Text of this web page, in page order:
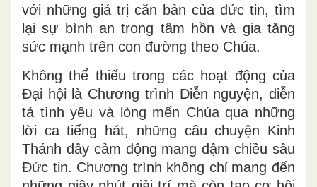
với những giá trị căn bản của đức tin, tìm
lại sự bình an trong tâm hồn và gia tăng
sức mạnh trên con đường theo Chúa.
Không thể thiếu trong các hoạt động của
Đại hội là Chương trình Diễn nguyện, diễn
tả tình yêu và lòng mến Chúa qua những
lời ca tiếng hát, những câu chuyện Kinh
Thánh đầy cảm động mang đậm chiều sâu
Đức tin. Chương trình không chỉ mang đến